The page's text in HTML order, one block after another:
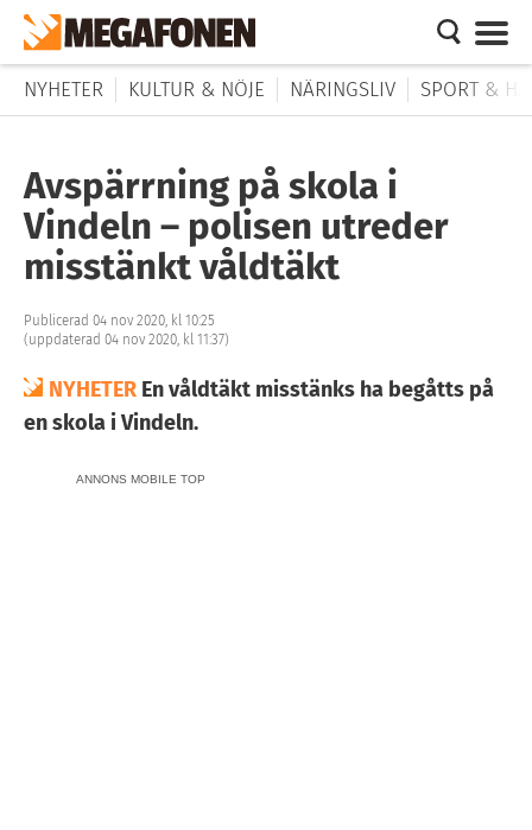
NYHETER KULTUR & NÖJE NÄRINGSLIV SPORT &
Avspärrning på skola i
Vindeln – polisen utreder
misstänkt våldtäkt
Publicerad 04 nov 2020, kl 10:25
(uppdaterad 04 nov 2020, kl 11:37)
NYHETER En våldtäkt misstänks ha begåtts på
en skola i Vindeln.
ANNONS MOBILE TOP